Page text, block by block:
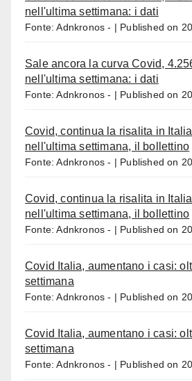
nell'ultima settimana: i dati
Fonte: Adnkronos - Published on
Sale ancora la curva Covid,
nell'ultima settimana: i dati
Fonte: Adnkronos - Published on
Covid, continua la risalita in
nell'ultima settimana, il bollettino
Fonte: Adnkronos - Published on
Covid, continua la risalita in
nell'ultima settimana, il bollettino
Fonte: Adnkronos - Published on
Covid Italia, aumentano i casi:
settimana
Fonte: Adnkronos - Published on
Covid Italia, aumentano i casi:
settimana
Fonte: Adnkronos - Published on